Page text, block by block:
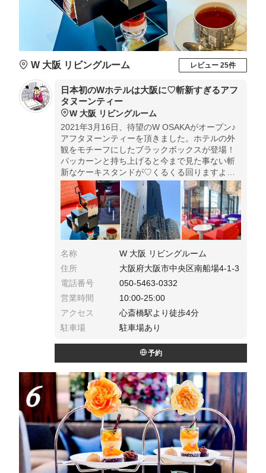
W 大阪 リビングルーム レビュー 25件
日本初のWホテルは大阪に♡斬新すぎるアフ
タヌーンティー
W 大阪 リビングルーム
2021年3月16日、待望のW OSAKAがオープン♪
アフタヌーンティーを頂きました。ホテルの外
観をモチーフにしたブラックボックスが登場！
パッカーンと持ち上げると今まで見た事ない斬
新なケーキスタンドが♡くるくる回りますよ〜
スイーツもセイヴォリーも美味しくて最高で
す。ドリンクはフリーフロー、大阪柄のカップ
に注目w
名称
W 大阪 リビングルーム
住所
大阪府大阪市中央区南船場4-1-3
電話番号
050-5463-0332
営業時間
10:00-25:00
アクセス
心斎橋駅より徒歩4分
駐車場
駐車場あり
予約
6